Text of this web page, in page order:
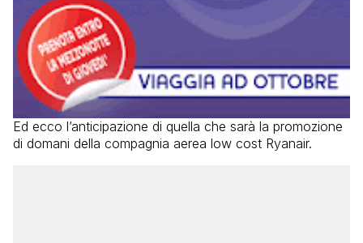
Ed ecco l’anticipazione di quella che sarà la promozione
di domani della compagnia aerea low cost Ryanair.